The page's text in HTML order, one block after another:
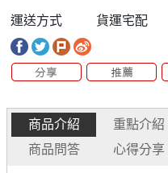
運送方式 貨運宅配
商品介紹 重點介紹
商品問答
心得分享